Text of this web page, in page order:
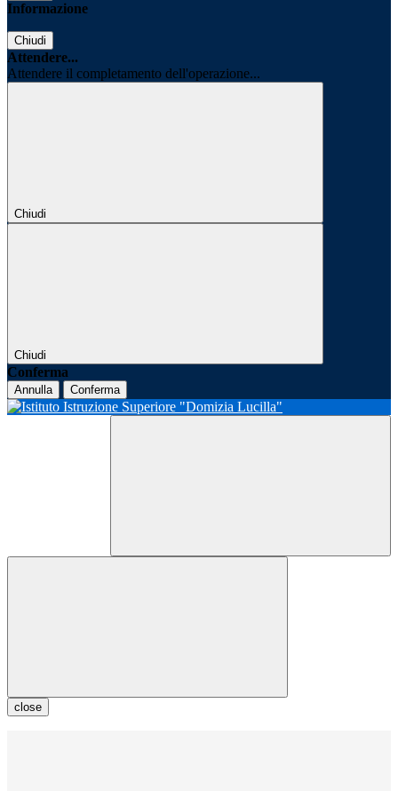
Informazione
Chiudi
Attendere...
Attendere il completamento dell'operazione...
Chiudi
Chiudi
Conferma
Annulla Conferma
close